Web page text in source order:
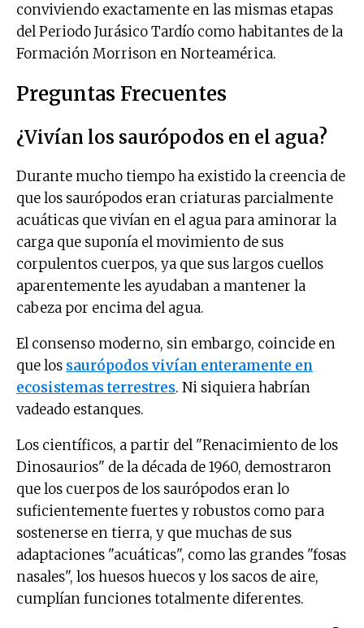
conviviendo exactamente en las mismas etapas
del Periodo Jurásico Tardío como habitantes de la
Formación Morrison en Norteamérica.
Preguntas Frecuentes
¿Vivían los saurópodos en el agua?
Durante mucho tiempo ha existido la creencia de
que los saurópodos eran criaturas parcialmente
acuáticas que vivían en el agua para aminorar la
carga que suponía el movimiento de sus
corpulentos cuerpos, ya que sus largos cuellos
aparentemente les ayudaban a mantener la
cabeza por encima del agua.
El consenso moderno, sin embargo, coincide en
que los saurópodos vivían enteramente en
ecosistemas terrestres. Ni siquiera habrían
vadeado estanques.
Los científicos, a partir del "Renacimiento de los
Dinosaurios" de la década de 1960, demostraron
que los cuerpos de los saurópodos eran lo
suficientemente fuertes y robustos como para
sostenerse en tierra, y que muchas de sus
adaptaciones "acuáticas", como las grandes "fosas
nasales", los huesos huecos y los sacos de aire,
cumplían funciones totalmente diferentes.